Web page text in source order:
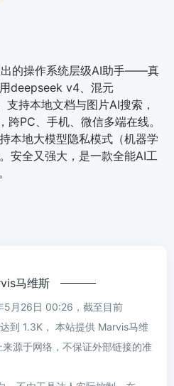
的操作系统层级AI助手——真
deepseek v4、混元
持本地文档与图片AI搜索，
跨PC、手机、微信多端在线。
本地大模型隐私模式（机器学
安全又强大，是一款全能AI工
马维斯
5月26日 00:26，截至目前
到 1.3K， 本站提供 Marvis马维
源于网络，不保证外部链接的准